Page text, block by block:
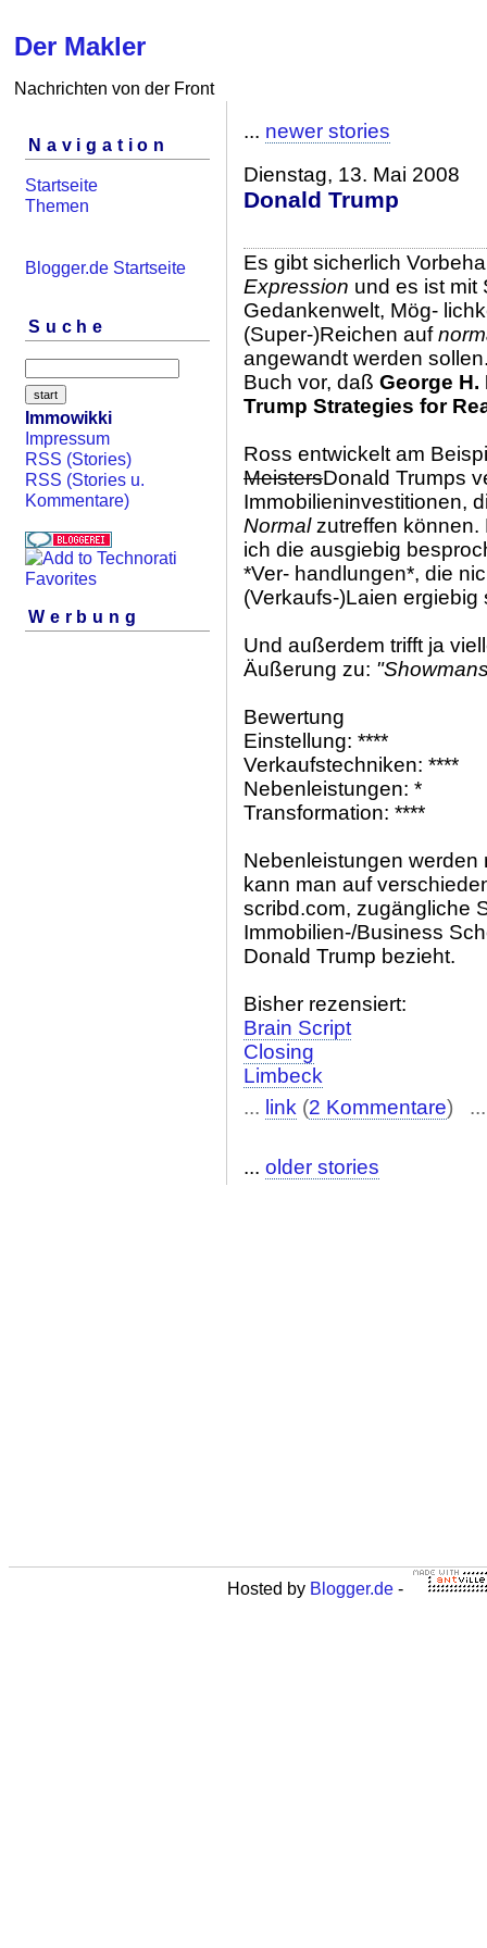
Der Makler
Nachrichten von der Front
Navigation
Startseite
Themen
Blogger.de Startseite
Suche
Immowikki
Impressum
RSS (Stories)
RSS (Stories u.
Kommentare)
Werbung
... newer stories
Dienstag, 13. Mai 2008
Donald Trump
Es gibt sicherlich
Expression und es ist mit
Gedankenwelt, Mög-
(Super-)Reichen auf
angewandt werden
Buch vor, daß George H.
Trump Strategies for
Ross entwickelt am
MeistersDonald Trumps
Immobilieninvestitionen,
Normalzutreffen können.
ich die ausgiebig
*Ver- handlungen*, die
(Verkaufs-)Laien ergiebig
Und außerdem trifft ja
Äußerung zu:
Bewertung
Einstellung: ****
Verkaufstechniken: ****
Nebenleistungen: *
Transformation: ****
Nebenleistungen
kann man auf
scribd.com, zugängliche
Immobilien-/Business
Donald Trump bezieht.
Bisher rezensiert:
Brain Script
Closing
Limbeck
... link (2 Kommentare)
... older stories
Hosted by Blogger.de-